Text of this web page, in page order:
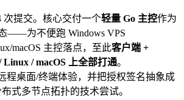
次提交。核心交付一个轻量 Go 主控作为
——为不便跑 Windows VPS
macOS 主控落点，至此客户端 +
Linux / macOS 上全部打通。
程桌面/终端体验，并把授权签名抽象成
式多节点拓扑的技术尝试。